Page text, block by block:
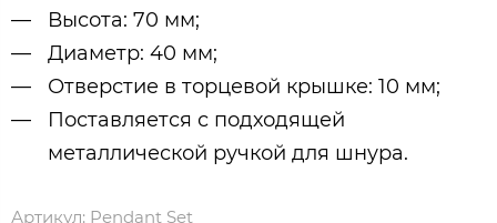
Высота: 70 мм;
Диаметр: 40 мм;
Отверстие в торцевой крышке: 10 мм;
Поставляется с подходящей
металлической ручкой для шнура.
Артикул: Pendant Set